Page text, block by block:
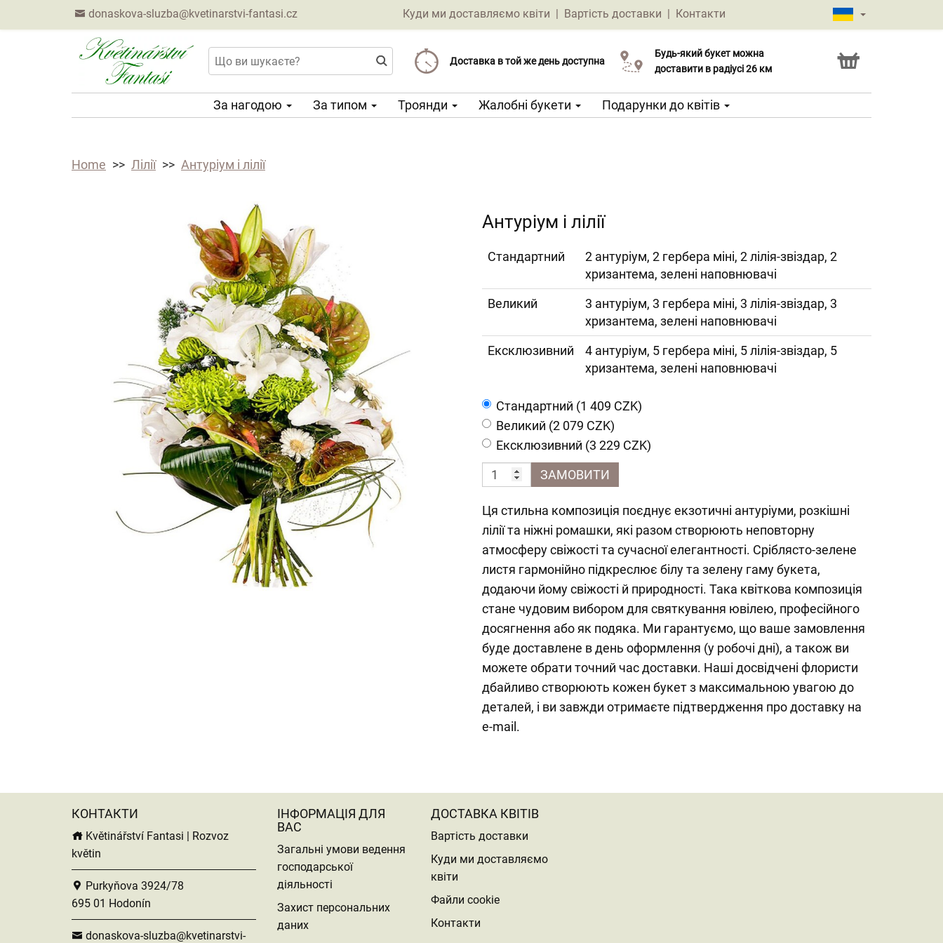
donaskova-sluzba@kvetinarstvi-fantasi.cz Куди ми доставляємо квіти | Вартість доставки | Контакти
Доставка в той же день доступна
Доставка від 69 CZK
Виберіть дату доставки
Будь-який букет можна
доставити в радіусі 26 км
Послуга Click & Collect
За нагодою За типом Троянди Жалобні букети Подарунки до квітів
Home Лілії Антуріум і лілії
Антуріум і лілії
Cтандартний
2 антуріум, 2 гербера міні, 2 лілія-звіздар, 2
хризантема, зелені наповнювачі
Великий
3 антуріум, 3 гербера міні, 3 лілія-звіздар, 3
хризантема, зелені наповнювачі
Ексклюзивний
4 антуріум, 5 гербера міні, 5 лілія-звіздар, 5
хризантема, зелені наповнювачі
Cтандартний (1 409 CZK)
Великий (2 079 CZK)
Ексклюзивний (3 229 CZK)
ЗАМОВИТИ
Ця стильна композиція поєднує екзотичні антуріуми, розкішні
лілії та ніжні ромашки, які разом створюють неповторну
атмосферу свіжості та сучасної елегантності. Сріблясто-зелене
листя гармонійно підкреслює білу та зелену гаму букета,
додаючи йому свіжості й природності. Така квіткова композиція
стане чудовим вибором для святкування ювілею, професійного
досягнення або як подяка. Ми гарантуємо, що ваше замовлення
буде доставлене в день оформлення (у робочі дні), а також ви
можете обрати точний час доставки. Наші досвідчені флористи
дбайливо створюють кожен букет з максимальною увагою до
деталей, і ви завжди отримаєте підтвердження про доставку на
e-mail.
КОНТАКТИ
Květinářství Fantasi | Rozvoz
květin
Purkyňova 3924/78
695 01 Hodonín
donaskova-sluzba@kvetinarstvi-
ІНФОРМАЦІЯ ДЛЯ
ВАС
Загальні умови ведення
господарської
діяльності
Захист персональних
даних
ДОСТАВКА КВІТІВ
Вартість доставки
Куди ми доставляємо
квіти
Файли cookie
Контакти